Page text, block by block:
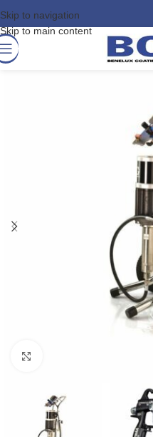
Skip to navigation
Skip to main content